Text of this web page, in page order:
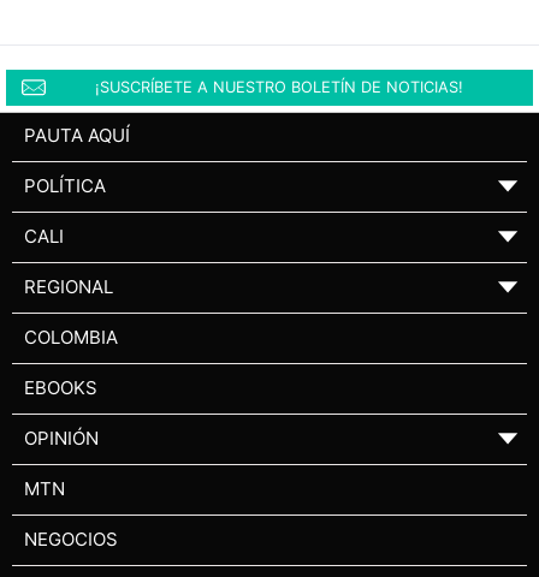
¡SUSCRÍBETE A NUESTRO BOLETÍN DE NOTICIAS!
PAUTA AQUÍ
POLÍTICA ▼
CALI ▼
REGIONAL ▼
COLOMBIA
EBOOKS
OPINIÓN ▼
MTN
NEGOCIOS